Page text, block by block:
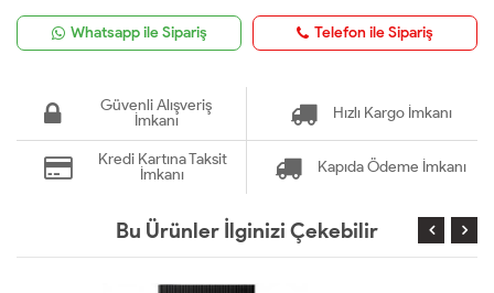
Whatsapp ile Sipariş Telefon ile Sipariş
Güvenli Alışveriş
İmkanı
Hızlı Kargo İmkanı
Kredi Kartına Taksit
İmkanı
Kapıda Ödeme İmkanı
Bu Ürünler İlginizi Çekebilir